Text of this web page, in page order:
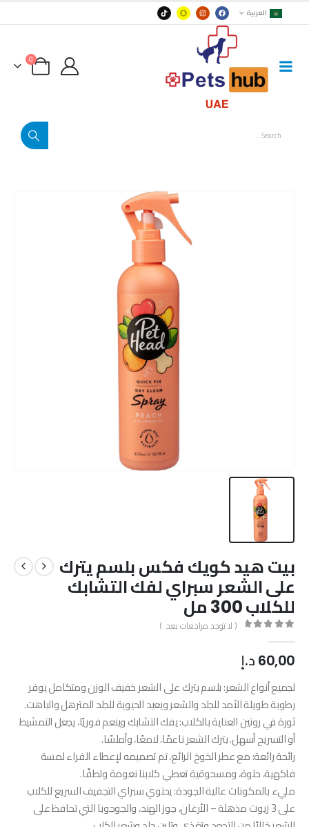
العربية
0
بيت هيد كويك فكس بلسم يترك
على الشعر سبراي لفك التشابك
للكلاب 300 مل
( لا توجد مراجعات بعد. )
60,00 د.إ
لجميع أنواع الشعر: بلسم يترك على الشعر خفيف الوزن ومتكامل يوفر
رطوبة طويلة الأمد للجلد والشعر ويعيد الحيوية للجلد المترهل والباهت.
ثورة في روتين العناية بالكلاب: يفك التشابك وينعم فوريًا، يجعل التمشيط
أو التسريح أسهل. يترك الشعر ناعمًا، لامعًا، وأملسًا.
رائحة رائعة: مع عطر الخوخ الرائع، تم تصميمه لإعطاء الفراء لمسة
فاكهية، حلوة، ومسحوقية تعطي كلابنا نعومة ولطفًا.
مليء بالمكونات عالية الجودة: يحتوي سبراي التجفيف السريع للكلاب
على 3 زيوت مذهلة – الأرغان، جوز الهند، والجوجوبا التي تحافظ على